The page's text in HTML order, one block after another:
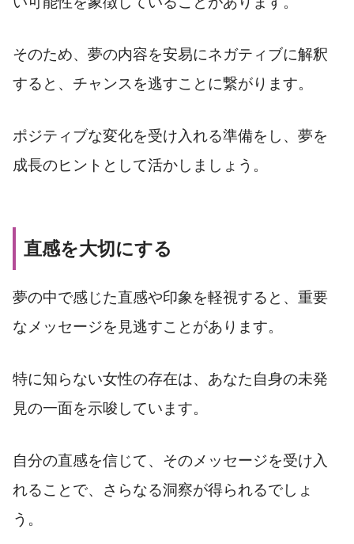
そのため、夢の内容を安易にネガティブに解釈
すると、チャンスを逃すことに繋がります。
ポジティブな変化を受け入れる準備をし、夢を
成長のヒントとして活かしましょう。
直感を大切にする
夢の中で感じた直感や印象を軽視すると、重要
なメッセージを見逃すことがあります。
特に知らない女性の存在は、あなた自身の未発
見の一面を示唆しています。
自分の直感を信じて、そのメッセージを受け入
れることで、さらなる洞察が得られるでしょ
う。